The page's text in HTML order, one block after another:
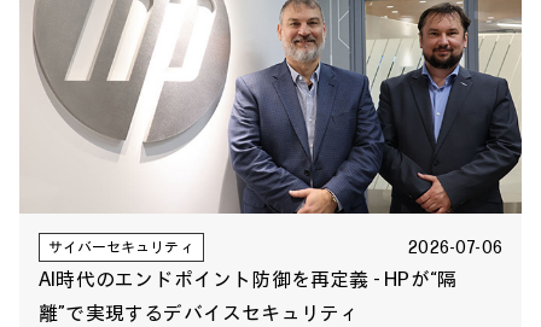
サイバーセキュリティ 2026-07-06
AI時代のエンドポイント防御を再定義 - HPが“隔
離”で実現するデバイスセキュリティ